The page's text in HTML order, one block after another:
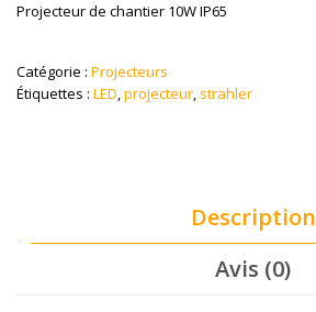
Projecteur de chantier 10W IP65
Catégorie : Projecteurs
Étiquettes : LED,projecteur, strahler
Description
Avis (0)